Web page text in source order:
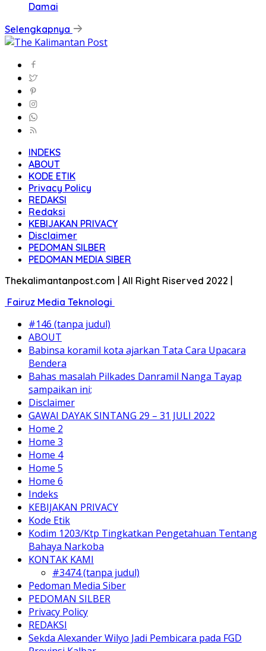
Damai
Selengkapnya
INDEKS
ABOUT
KODE ETIK
Privacy Policy
REDAKSI
Redaksi
KEBIJAKAN PRIVACY
Disclaimer
PEDOMAN SILBER
PEDOMAN MEDIA SIBER
Thekalimantanpost.com | All Right Riserved 2022 |
Fairuz Media Teknologi
#146 (tanpa judul)
ABOUT
Babinsa koramil kota ajarkan Tata Cara Upacara
Bendera
Bahas masalah Pilkades Danramil Nanga Tayap
sampaikan ini;
Disclaimer
GAWAI DAYAK SINTANG 29 – 31 JULI 2022
Home 2
Home 3
Home 4
Home 5
Home 6
Indeks
KEBIJAKAN PRIVACY
Kode Etik
Kodim 1203/Ktp Tingkatkan Pengetahuan Tentang
Bahaya Narkoba
KONTAK KAMI
#3474 (tanpa judul)
Pedoman Media Siber
PEDOMAN SILBER
Privacy Policy
REDAKSI
Sekda Alexander Wilyo Jadi Pembicara pada FGD